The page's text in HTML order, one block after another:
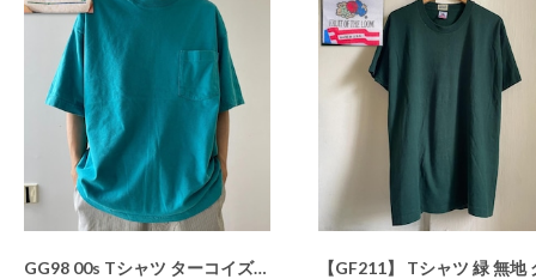
GG98 00s Tシャツ ターコイズブルー 無地 ポケット ポケT